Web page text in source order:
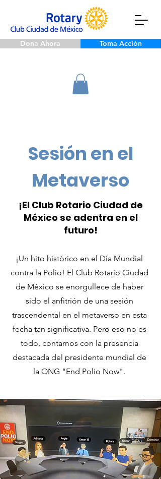
Dona Ahora Toma Acción
Sesión en el
Metaverso
¡El Club Rotario Ciudad de
México se adentra en el
futuro!
¡Un hito histórico en el Día Mundial
contra la Polio! El Club Rotario Ciudad
de México se enorgullece de haber
sido el anfitrión de una sesión
trascendental en el metaverso en esta
fecha tan significativa. Pero eso no es
todo, contamos con la presencia
destacada del presidente mundial de
la ONG "End Polio Now".